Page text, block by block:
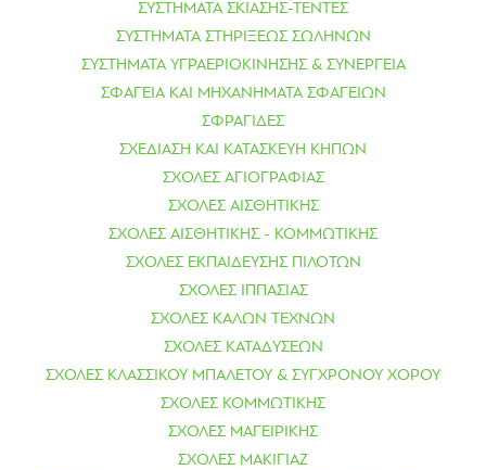
ΣΥΣΤΗΜΑΤΑ ΣΚΙΑΣΗΣ-ΤΕΝΤΕΣ
ΣΥΣΤΗΜΑΤΑ ΣΤΗΡΙΞΕΩΣ ΣΩΛΗΝΩΝ
ΣΥΣΤΗΜΑΤΑ ΥΓΡΑΕΡΙΟΚΙΝΗΣΗΣ & ΣΥΝΕΡΓΕΙΑ
ΣΦΑΓΕΙΑ ΚΑΙ ΜΗΧΑΝΗΜΑΤΑ ΣΦΑΓΕΙΩΝ
ΣΦΡΑΓΙΔΕΣ
ΣΧΕΔΙΑΣΗ ΚΑΙ ΚΑΤΑΣΚΕΥΗ ΚΗΠΩΝ
ΣΧΟΛΕΣ ΑΓΙΟΓΡΑΦΙΑΣ
ΣΧΟΛΕΣ ΑΙΣΘΗΤΙΚΗΣ
ΣΧΟΛΕΣ ΑΙΣΘΗΤΙΚΗΣ - ΚΟΜΜΩΤΙΚΗΣ
ΣΧΟΛΕΣ ΕΚΠΑΙΔΕΥΣΗΣ ΠΙΛΟΤΩΝ
ΣΧΟΛΕΣ ΙΠΠΑΣΙΑΣ
ΣΧΟΛΕΣ ΚΑΛΩΝ ΤΕΧΝΩΝ
ΣΧΟΛΕΣ ΚΑΤΑΔΥΣΕΩΝ
ΣΧΟΛΕΣ ΚΛΑΣΣΙΚΟΥ ΜΠΑΛΕΤΟΥ & ΣΥΓΧΡΟΝΟΥ ΧΟΡΟΥ
ΣΧΟΛΕΣ ΚΟΜΜΩΤΙΚΗΣ
ΣΧΟΛΕΣ ΜΑΓΕΙΡΙΚΗΣ
ΣΧΟΛΕΣ ΜΑΚΙΓΙΑΖ